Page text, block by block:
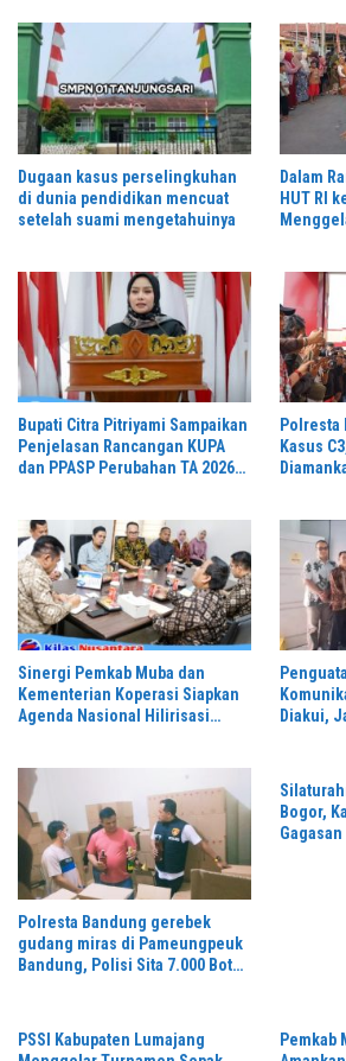
Dugaan kasus perselingkuhan
di dunia pendidikan mencuat
setelah suami mengetahuinya
Dalam
HUT RI
Bupati Citra Pitriyami Sampaikan
Penjelasan Rancangan KUPA
dan PPASP Perubahan TA 2026
Polresta
Kasus
Sinergi Pemkab Muba dan
Kementerian Koperasi Siapkan
Agenda Nasional Hilirisasi
Diakui,
Polresta Bandung gerebek
gudang miras di Pameungpeuk
Bandung, Polisi Sita 7.000 Botol
Bogor,
PSSI Kabupaten Lumajang
Pemkab